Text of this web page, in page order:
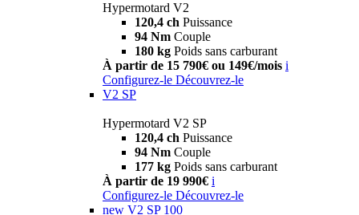
Hypermotard V2
120,4 ch Puissance
94 Nm Couple
180 kg Poids sans carburant
À partir de 15 790€ ou 149€/mois i
Configurez-le Découvrez-le
V2 SP
Hypermotard V2 SP
120,4 ch Puissance
94 Nm Couple
177 kg Poids sans carburant
À partir de 19 990€ i
Configurez-le Découvrez-le
new V2 SP 100